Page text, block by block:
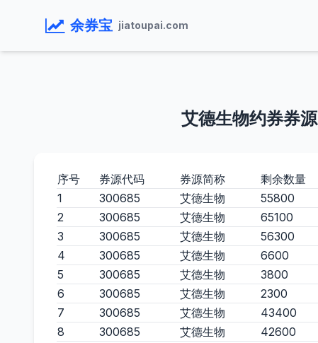
余券宝 jiatoupai.com
艾德生物约券券源
序号 券源代码 券源简称 剩余数量
1
300685 艾德生物 55800
2
300685 艾德生物 65100
3
300685 艾德生物 56300
4
300685 艾德生物 6600
5
300685 艾德生物 3800
6
300685 艾德生物 2300
7
300685 艾德生物 43400
8
300685 艾德生物 42600